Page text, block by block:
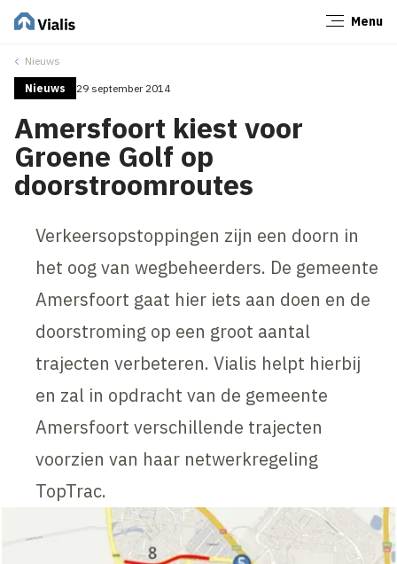
Menu
Nieuws
Nieuws 29 september 2014
Amersfoort kiest voor
Groene Golf op
doorstroomroutes
Verkeersopstoppingen zijn een doorn in
het oog van wegbeheerders. De gemeente
Amersfoort gaat hier iets aan doen en de
doorstroming op een groot aantal
trajecten verbeteren. Vialis helpt hierbij
en zal in opdracht van de gemeente
Amersfoort verschillende trajecten
voorzien van haar netwerkregeling
TopTrac.
Sluiten